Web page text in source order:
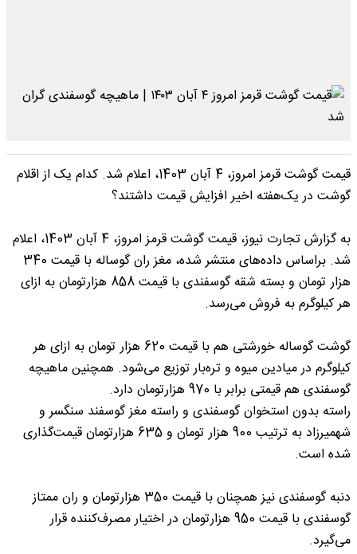
قیمت گوشت قرمز امروز، 4 آبان 1403، اعلام شد. کدام یک از اقلام
گوشت در یک‌هفته اخیر افزایش قیمت داشتند؟
به گزارش تجارت نیوز، قیمت گوشت قرمز امروز، 4 آبان 1403، اعلام
شد. براساس داده‌های منتشر شده، مغز ران گوساله با قیمت 340
هزار تومان و بسته شقه گوسفندی با قیمت 858 هزارتومان به ازای
هر کیلوگرم به فروش می‌رسد.
گوشت گوساله خورشتی هم با قیمت 620 هزار تومان به ازای هر
کیلوگرم در میادین میوه و تره‌بار توزیع می‌شود. همچنین ماهیچه
گوسفندی هم قیمتی برابر با 970 هزارتومان دارد.
راسته بدون استخوان گوسفندی و راسته مغز گوسفند سنگسر و
شهمیرزاد به ترتیب 900 هزار تومان و 635 هزارتومان قیمت‌گذاری
شده است.
دنبه گوسفندی نیز همچنان با قیمت 350 هزارتومان و ران ممتاز
گوسفندی با قیمت 950 هزارتومان در اختیار مصرف‌کننده قرار
می‌گیرد.